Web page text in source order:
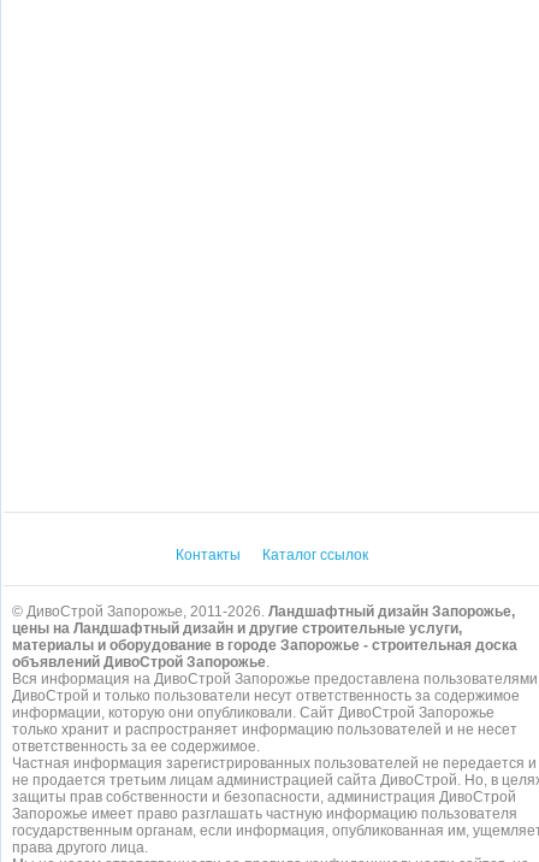
Контакты Каталог ссылок
© ДивоСтрой Запорожье, 2011-2026. Ландшафтный дизайн Запорожье,
цены на Ландшафтный дизайн и другие строительные услуги,
материалы и оборудование в городе Запорожье - строительная доска
объявлений ДивоСтрой Запорожье.
Вся информация на ДивоСтрой Запорожье предоставлена пользователями
ДивоСтрой и только пользователи несут ответственность за содержимое
информации, которую они опубликовали. Сайт ДивоСтрой Запорожье
только хранит и распространяет информацию пользователей и не несет
ответственность за ее содержимое.
Частная информация зарегистрированных пользователей не передается и
не продается третьим лицам администрацией сайта ДивоСтрой. Но, в
защиты прав собственности и безопасности, администрация ДивоСтрой
Запорожье имеет право разглашать частную информацию пользователя
государственным органам, если информация, опубликованная им,
права другого лица.